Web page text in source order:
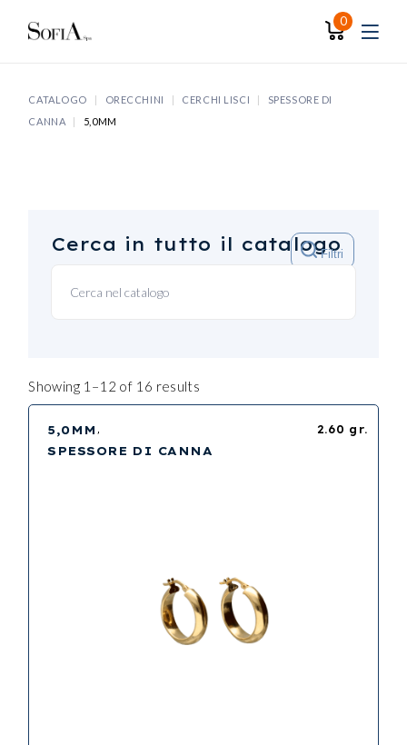
0
CATALOGO ORECCHINI CERCHI LISCI
SPESSORE DI
CANNA
5,0MM
Cerca in tutto il catalogo
Filtri
Showing 1–12 of 16 results
2.60 gr.
5,0MM
SPESSORE DI CANNA